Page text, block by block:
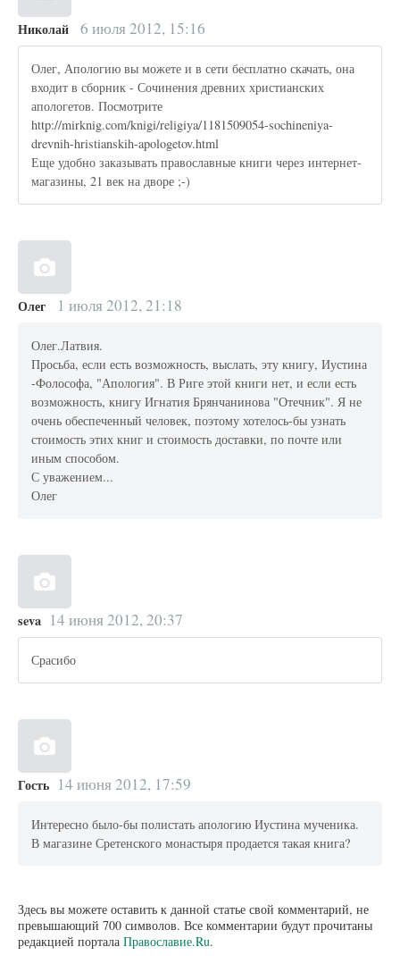
Николай 6 июля 2012, 15:16
Олег, Апологию вы можете и в сети бесплатно скачать, она
входит в сборник - Сочинения древних христианских
апологетов. Посмотрите
http://mirknig.com/knigi/religiya/1181509054-sochineniya-
drevnih-hristianskih-apologetov.html
Еще удобно заказывать православные книги через интернет-
магазины, 21 век на дворе ;-)
Олег 1 июля 2012, 21:18
Олег.Латвия.
Просьба, если есть возможность, выслать, эту книгу, Иустина
-Фолософа, "Апология". В Риге этой книги нет, и если есть
возможность, книгу Игнатия Брянчанинова "Отечник". Я не
очень обеспеченный человек, поэтому хотелось-бы узнать
стоимость этих книг и стоимость доставки, по почте или
иным способом.
С уважением...
Олег
seva 14 июня 2012, 20:37
Срасибо
Гость 14 июня 2012, 17:59
Интересно было-бы полистать апологию Иустина мученика.
В магазине Сретенского монастыря продается такая книга?
Здесь вы можете оставить к данной статье свой комментарий, не
превышающий 700 символов. Все комментарии будут прочитаны
редакцией портала Православие.Ru.